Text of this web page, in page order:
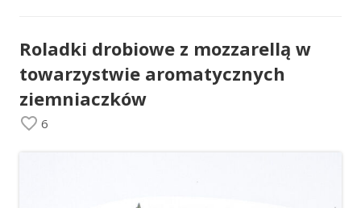
Roladki drobiowe z mozzarellą w
towarzystwie aromatycznych
ziemniaczków
6